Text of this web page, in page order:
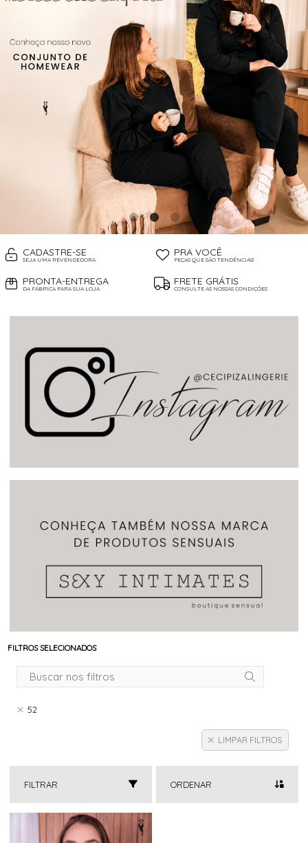
CADASTRE-SE
SEJA UMA REVENDEDORA
PRA VOCÊ
PEÇAS QUE SÃO TENDÊNCIAS!
PRONTA-ENTREGA
DA FÁBRICA PARA SUA LOJA
FRETE GRÁTIS
CONSULTE AS NOSSAS CONDIÇÕES
FILTROS SELECIONADOS
52
LIMPAR FILTROS
FILTRAR ORDENAR